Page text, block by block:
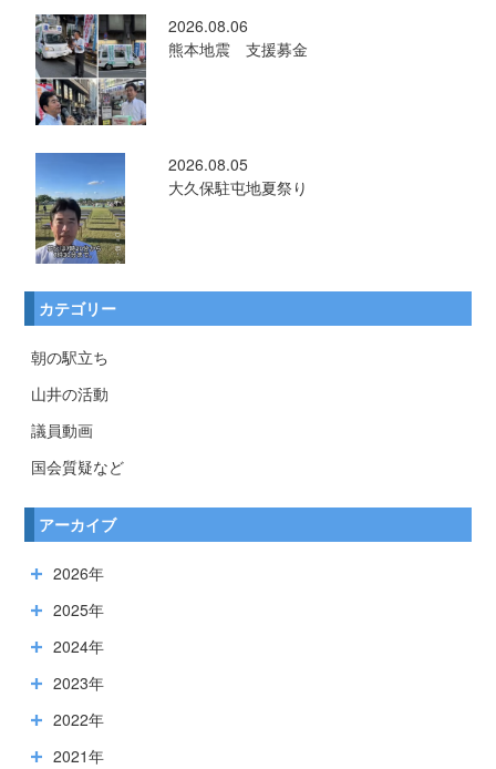
2026.08.06
熊本地震 支援募金
2026.08.05
大久保駐屯地夏祭り
カテゴリー
朝の駅立ち
山井の活動
議員動画
国会質疑など
アーカイブ
2026年
2025年
2024年
2023年
2022年
2021年